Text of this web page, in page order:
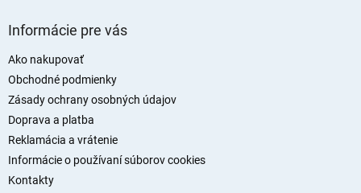
Informácie pre vás
Ako nakupovať
Obchodné podmienky
Zásady ochrany osobných údajov
Doprava a platba
Reklamácia a vrátenie
Informácie o používaní súborov cookies
Kontakty